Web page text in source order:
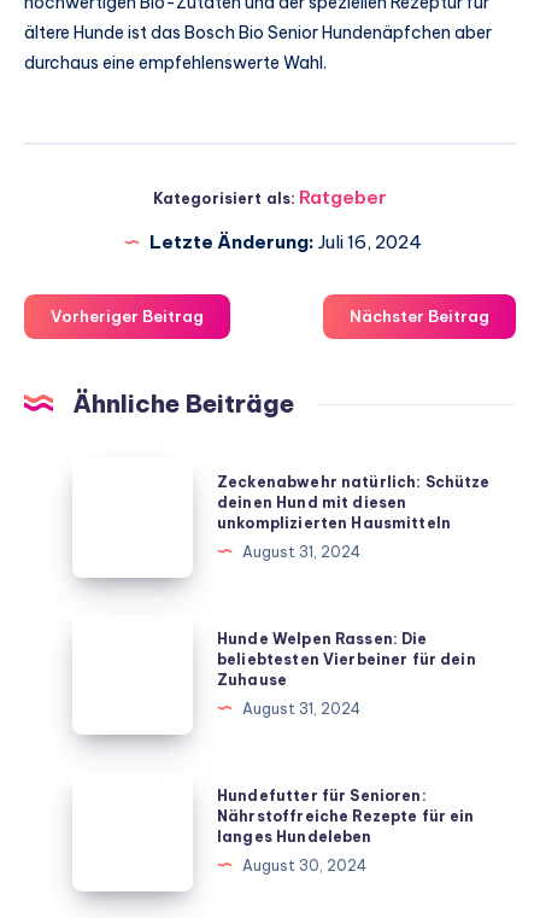
ältere Hunde ist das Bosch Bio Senior Hundenäpfchen aber
durchaus eine empfehlenswerte Wahl.
Kategorisiert als: Ratgeber
Letzte Änderung: Juli 16, 2024
Vorheriger Beitrag Nächster Beitrag
Ähnliche Beiträge
Hund
Zeckenabwehr natürlich: Schütze
deinen Hund mit diesen
unkomplizierten Hausmitteln
August 31, 2024
beliebtesten
Hunde Welpen Rassen: Die
beliebtesten Vierbeiner für dein
Zuhause
August 31, 2024
Rezepte
Hundefutter für Senioren:
Nährstoffreiche Rezepte für ein
langes Hundeleben
August 30, 2024